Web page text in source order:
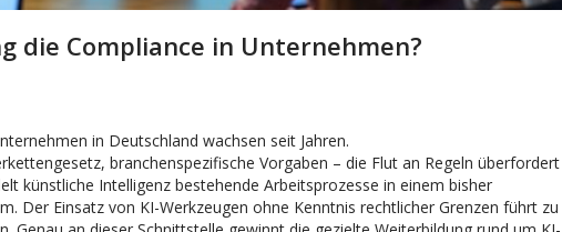
die Compliance in Unternehmen?
in Deutschland wachsen seit Jahren.
branchenspezifische Vorgaben – die Flut an Regeln überfordert
künstliche Intelligenz bestehende Arbeitsprozesse in einem bisher
Der Einsatz von KI-Werkzeugen ohne Kenntnis rechtlicher Grenzen führt zu